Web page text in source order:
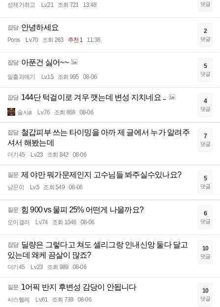
성제가최고 Lv.21 조회 721 13:48 댓글
잡담 안녕하세요
Pons Lv.70 조회 263 추천 1 11:36
2
댓글
잡담 아푼건 싫어~~
일출과메기 Lv.15 조회 995 08-06
5
댓글
잡담 144단 턱걸이로 겨우 깻는데 변성 지치네요 ..
술사a Lv.76 조회 868 08-06
4
댓글
잡담 철갑피부 쓰는 타이밍을 아까 제 글에서 누가 알려주
셔서 해봤는데
더기45 Lv.23 조회 842 08-06
7
댓글
질문 제 야만 뭐가문제인지 고수님들 봐주실수있나요?
낭꾼이 Lv.5 조회 549 08-06
5
댓글
질문 힘 900 vs 물피 25% 어떤게 나을까요?
오이갤러 Lv.74 조회 1046 08-06
6
댓글
잡담 딜량은 그렇다고 쳐도 셀리그랑 인내신앙 둘다 달고
있는데 왜케 끔살이 많죠?
더기45 Lv.23 조회 989 08-06
10
댓글
질문 1어픽 반지 후변성 감당이 안됩니다
시스헬레 Lv.61 조회 739 08-06
10
댓글